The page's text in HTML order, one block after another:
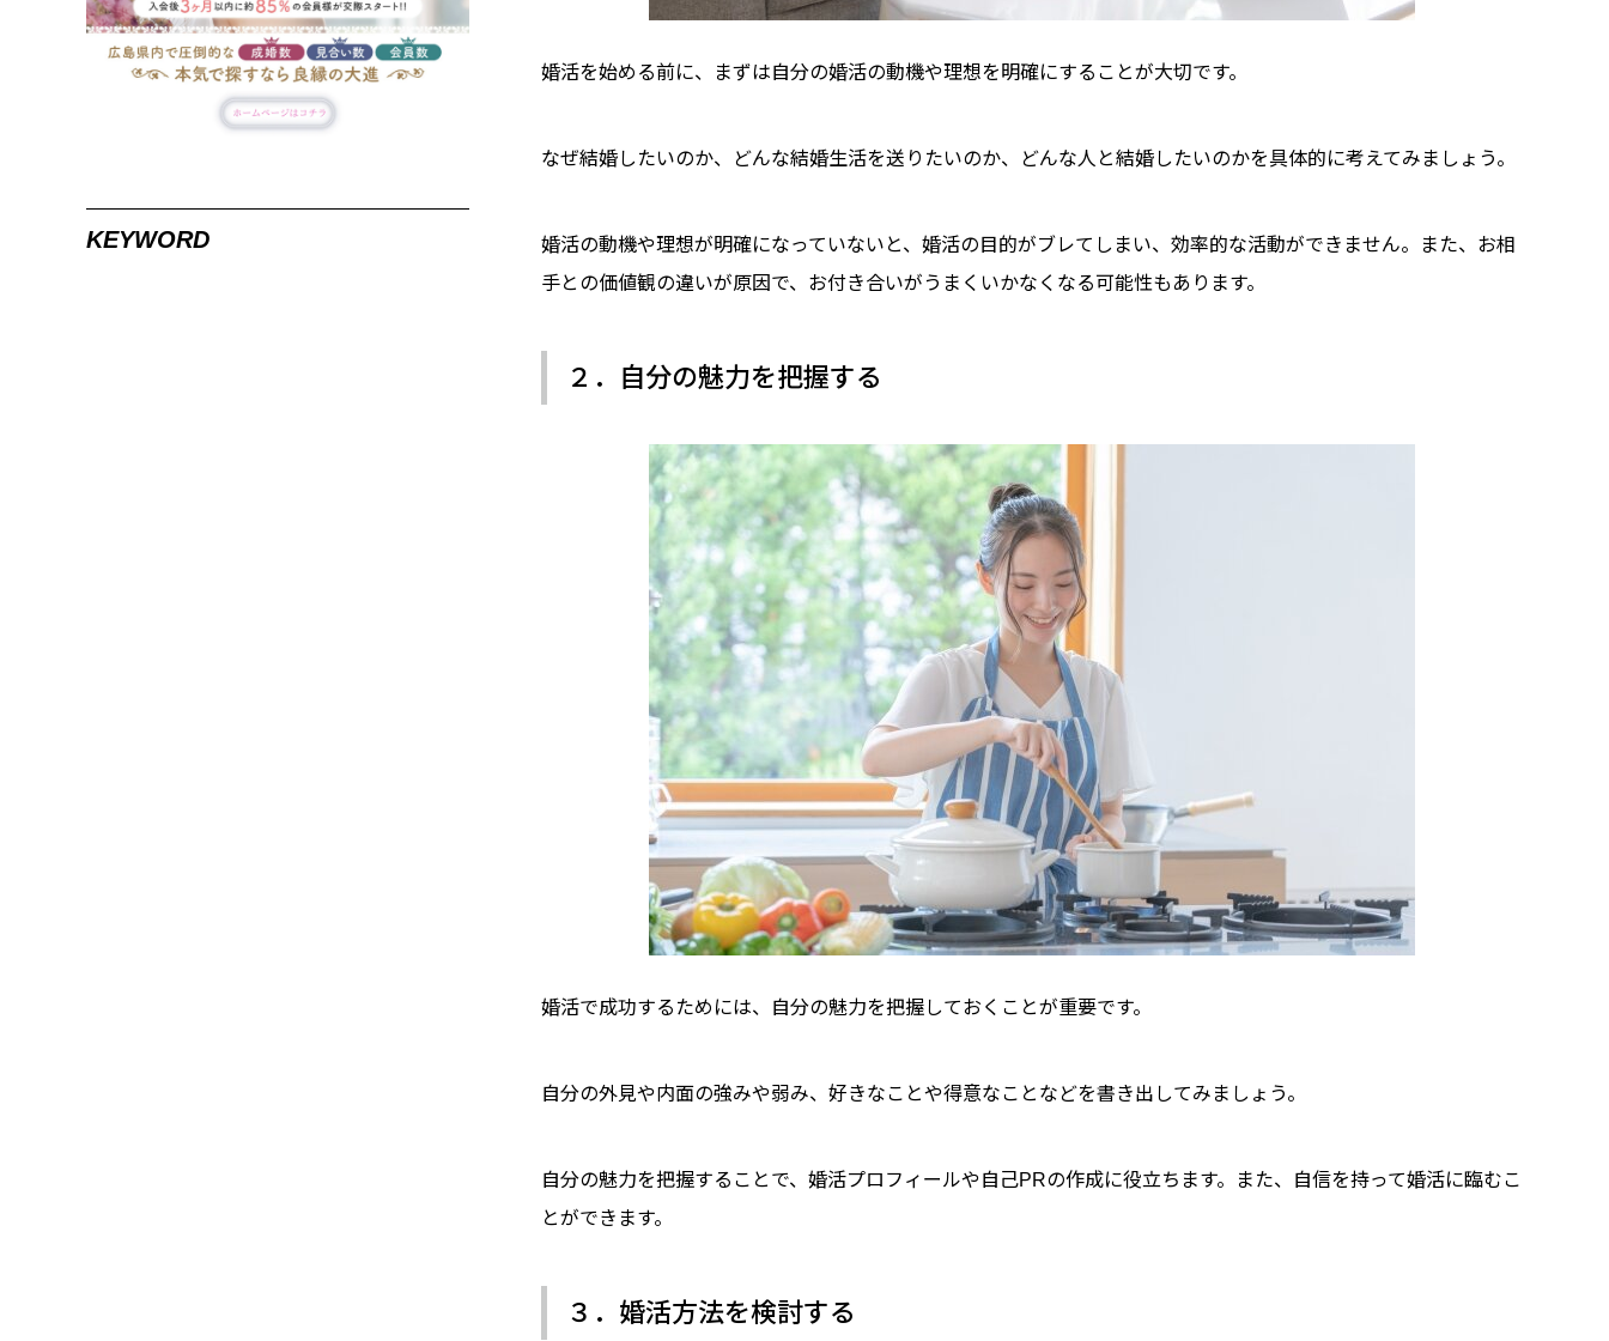
婚活を始める前に、まずは自分の婚活の動機や理想を明確にすることが大切です。
なぜ結婚したいのか、どんな結婚生活を送りたいのか、どんな人と結婚したいのかを具体的に考えてみましょう。
婚活の動機や理想が明確になっていないと、婚活の目的がブレてしまい、効率的な活動ができません。また、お相
手との価値観の違いが原因で、お付き合いがうまくいかなくなる可能性もあります。
２．自分の魅力を把握する
婚活で成功するためには、自分の魅力を把握しておくことが重要です。
自分の外見や内面の強みや弱み、好きなことや得意なことなどを書き出してみましょう。
自分の魅力を把握することで、婚活プロフィールや自己PRの作成に役立ちます。また、自信を持って婚活に臨むこ
とができます。
３．婚活方法を検討する
KEYWORD